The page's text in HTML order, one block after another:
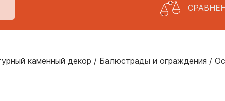
каменный декор / Балюстрады и ограждения /